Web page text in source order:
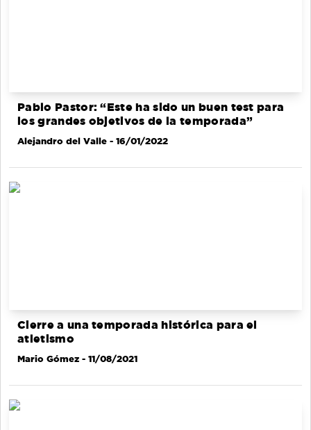
Pablo Pastor: “Este ha sido un buen test para
los grandes objetivos de la temporada”
Alejandro del Valle - 16/01/2022
Cierre a una temporada histórica para el
atletismo
Mario Gómez - 11/08/2021